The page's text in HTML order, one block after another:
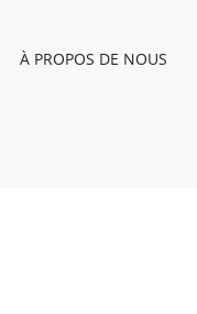
À PROPOS DE NOUS